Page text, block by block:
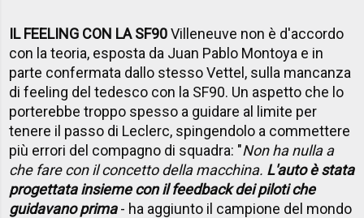
IL FEELING CON LA SF90Villeneuve non è d'accordo
con la teoria, esposta da Juan Pablo Montoya e in
parte confermata dallo stesso Vettel, sulla mancanza
di feeling del tedesco con la SF90. Un aspetto che lo
porterebbe troppo spesso a guidare al limite per
tenere il passo di Leclerc, spingendolo a commettere
più errori del compagno di squadra: "Non ha nulla a
che fare con il concetto della macchina. L'auto è stata
progettata insieme con il feedback dei piloti che
guidavano prima- ha aggiunto il campione del mondo